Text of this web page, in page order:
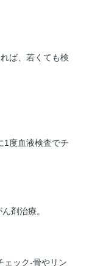
ば、若くても検
1度血液検査でチ
剤治療。
ェック-骨やリン